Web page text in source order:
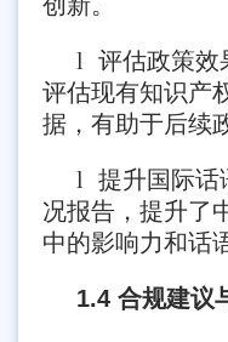
l 评估政策效
评估现有知识产
据，有助于后续
l 提升国际话
况报告，提升了
中的影响力和话
1.4 合规建议